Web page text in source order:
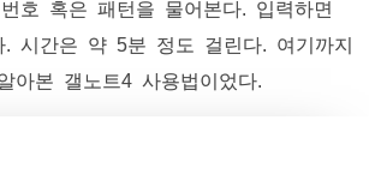
호 혹은 패턴을 물어본다. 입력하면
. 시간은 약 5분 정도 걸린다. 여기까지
아본 갤노트4 사용법이었다.